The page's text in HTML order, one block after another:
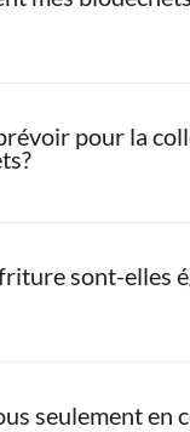
pour la
sont-elles
seulement en